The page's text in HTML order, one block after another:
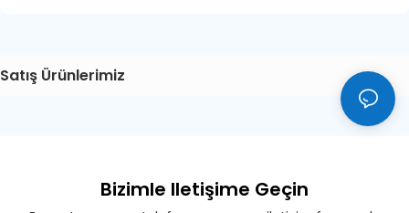
Satış Ürünlerimiz
Bizimle Iletişime Geçin